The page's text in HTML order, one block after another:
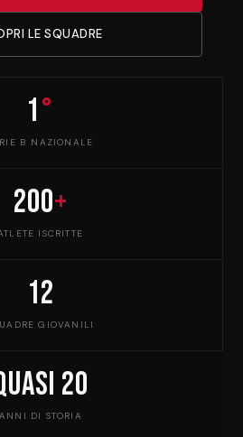
LE SQUADRE
1°
B NAZIONALE
200+
ISCRITTE
12
GIOVANILI
20
ANNI DI STORIA